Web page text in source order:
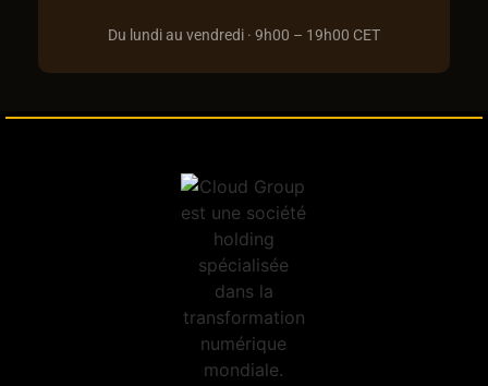
Du lundi au vendredi · 9h00 – 19h00 CET